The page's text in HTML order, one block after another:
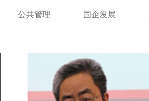
公共管理 国企发展